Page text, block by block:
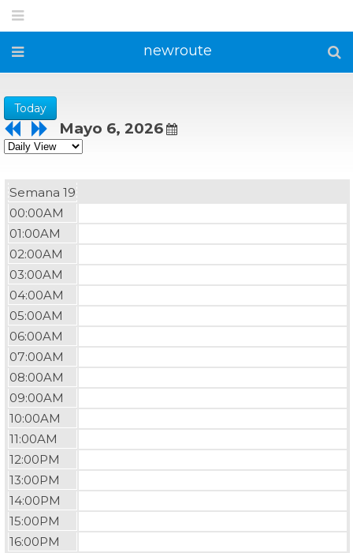
newroute
Today
Mayo 6, 2026
Semana 19
00:00AM
01:00AM
02:00AM
03:00AM
04:00AM
05:00AM
06:00AM
07:00AM
08:00AM
09:00AM
10:00AM
11:00AM
12:00PM
13:00PM
14:00PM
15:00PM
16:00PM